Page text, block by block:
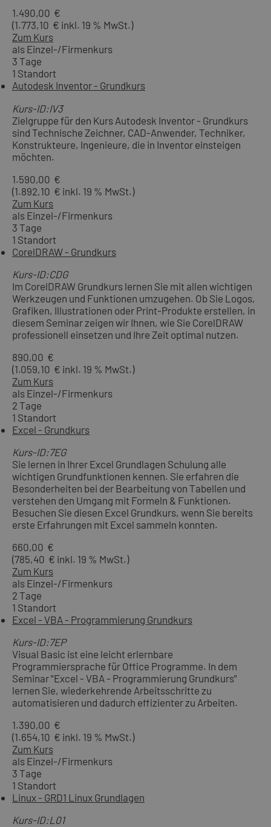
1.490,00 €
(1.773,10 € inkl. 19 % MwSt.)
Zum Kurs
als Einzel-/Firmenkurs
3 Tage
1 Standort
Autodesk Inventor - Grundkurs
Kurs-ID:IV3
Zielgruppe für den Kurs Autodesk Inventor - Grundkurs
sind Technische Zeichner, CAD-Anwender, Techniker,
Konstrukteure, Ingenieure, die in Inventor einsteigen
möchten.
1.590,00 €
(1.892,10 € inkl. 19 % MwSt.)
Zum Kurs
als Einzel-/Firmenkurs
3 Tage
1 Standort
CorelDRAW - Grundkurs
Kurs-ID:CDG
Im CorelDRAW Grundkurs lernen Sie mit allen wichtigen
Werkzeugen und Funktionen umzugehen. Ob Sie Logos,
Grafiken, Illustrationen oder Print-Produkte erstellen, in
diesem Seminar zeigen wir Ihnen, wie Sie CorelDRAW
professionell einsetzen und Ihre Zeit optimal nutzen.
890,00 €
(1.059,10 € inkl. 19 % MwSt.)
Zum Kurs
als Einzel-/Firmenkurs
2 Tage
1 Standort
Excel - Grundkurs
Kurs-ID:7EG
Sie lernen in Ihrer Excel Grundlagen Schulung alle
wichtigen Grundfunktionen kennen. Sie erfahren die
Besonderheiten bei der Bearbeitung von Tabellen und
verstehen den Umgang mit Formeln & Funktionen.
Besuchen Sie diesen Excel Grundkurs, wenn Sie bereits
erste Erfahrungen mit Excel sammeln konnten.
660,00 €
(785,40 € inkl. 19 % MwSt.)
Zum Kurs
als Einzel-/Firmenkurs
2 Tage
1 Standort
Excel - VBA - Programmierung Grundkurs
Kurs-ID:7EP
Visual Basic ist eine leicht erlernbare
Programmiersprache für Office Programme. In dem
Seminar "Excel - VBA - Programmierung Grundkurs"
lernen Sie, wiederkehrende Arbeitsschritte zu
automatisieren und dadurch effizienter zu Arbeiten.
1.390,00 €
(1.654,10 € inkl. 19 % MwSt.)
Zum Kurs
als Einzel-/Firmenkurs
3 Tage
1 Standort
Linux - GRD1 Linux Grundlagen
Kurs-ID:L01